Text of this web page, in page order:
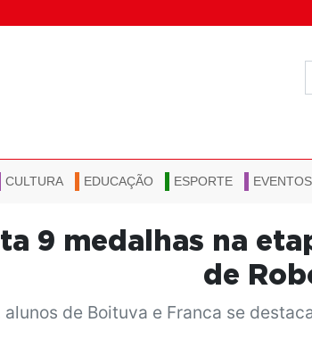
CULTURA EDUCAÇÃO ESPORTE EVENTOS
9 medalhas na
de
de Boituva e Franca se